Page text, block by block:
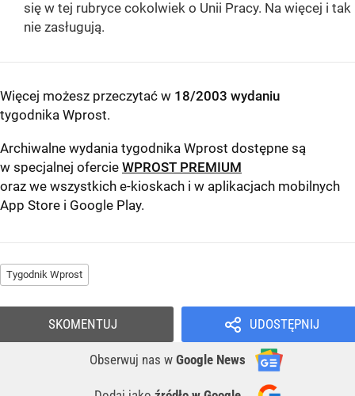
się w tej rubryce cokolwiek o Unii Pracy. Na więcej i tak
nie zasługują.
Więcej możesz przeczytać w 18/2003 wydaniu
tygodnika Wprost.
Archiwalne wydania tygodnika Wprost dostępne są
w specjalnej ofercie WPROST PREMIUM
oraz we wszystkich e-kioskach i w aplikacjach mobilnych
App Store i Google Play.
Tygodnik Wprost
UDOSTĘPNIJ
Obserwuj nas w Google News
SKOMENTUJ